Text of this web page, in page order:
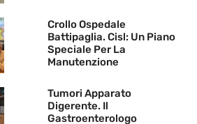
Crollo Ospedale
Battipaglia. Cisl: Un Piano
Speciale Per La
Manutenzione
Tumori Apparato
Digerente. Il
Gastroenterologo